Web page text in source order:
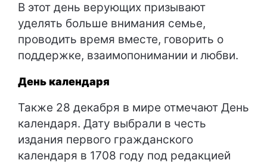
В этот день верующих призывают
уделять больше внимания семье,
проводить время вместе, говорить о
поддержке, взаимопонимании и любви.
День календаря
Также 28 декабря в мире отмечают День
календаря. Дату выбрали в честь
издания первого гражданского
календаря в 1708 году под редакцией